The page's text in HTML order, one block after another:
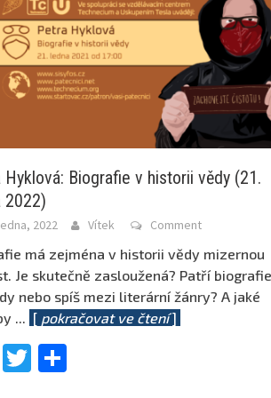
Hyklová: Biografie v historii vědy (21.
2022)
2022 Vítek Comment
má zejména v historii vědy mizernou
Je skutečně zasloužená? Patří biografie
nebo spíš mezi literární žánry? A jaké
... [ pokračovat ve čtení]
Facebook
Twitter